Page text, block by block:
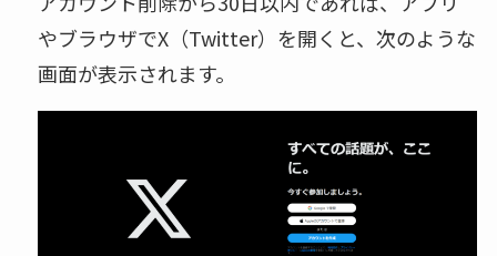
やブラウザでX（Twitter）を開くと、次のような
画面が表示されます。